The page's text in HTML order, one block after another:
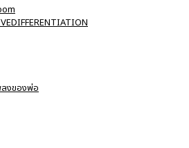
ลงของพ่อ